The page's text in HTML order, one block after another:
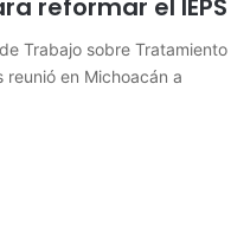
reformar el IEPS
Trabajo sobre Tratamiento
reunió en Michoacán a